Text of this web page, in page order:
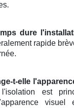
dure
rapide
t-elle
est
visuel